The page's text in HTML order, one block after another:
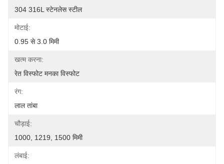
304 316L स्टेनलेस स्टील
मोटाई:
0.95 से 3.0 मिमी
खत्म करना:
रेत विस्फोट मनका विस्फोट
रंग:
लाल तांबा
चौड़ाई:
1000, 1219, 1500 मिमी
लंबाई: